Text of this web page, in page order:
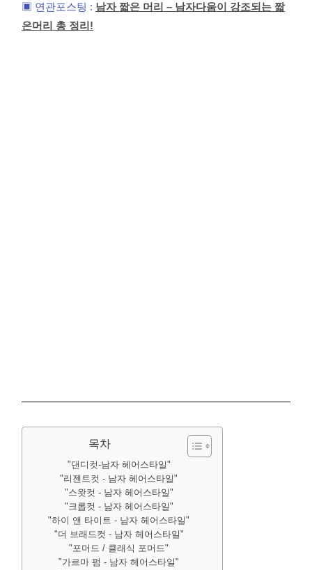
▣ 연관포스팅 : 남자 짧은 머리 – 남자다움이 강조되는 짧
은머리 총 정리!
목차
"댄디컷-남자 헤어스타일"
"리젠트컷 - 남자 헤어스타일"
"스왓컷 - 남자 헤어스타일"
"크롭컷 - 남자 헤어스타일"
"하이 앤 타이트 - 남자 헤어스타일"
"더 브래드컷 - 남자 헤어스타일"
"포머드 / 클래식 포머드"
"가르마 펌 - 남자 헤어스타일"